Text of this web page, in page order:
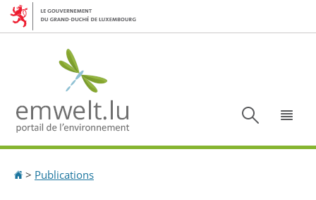
Aller
Aller
Accueil
> Publications